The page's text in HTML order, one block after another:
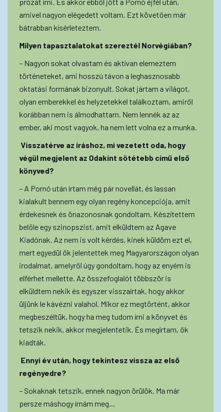
amivel nagyon elégedett voltam. Ezt követően már
bátrabban kísérleteztem.
Milyen tapasztalatokat szereztél Norvégiában?
– Nagyon sokat olvastam és aktívan elemeztem
történeteket, ami hosszú távon a leghasznosabb
oktatási formának bizonyult. Sokat jártam a világot,
olyan emberekkel és helyzetekkel találkoztam, amiről
korábban nem is álmodhattam. Nem lennék az az
ember, aki most vagyok, ha nem lett volna ez a munka.
Visszatérve az íráshoz, mi vezetett oda, hogy
végül megjelent az Odakint sötétebb című első
könyved?
– A Pornó után írtam még pár novellát, és lassan
kialakult bennem egy olyan regény koncepciója, amit
érdekesnek és önazonosnak gondoltam. Készítettem
belőle egy szinopszist, amit elküldtem az Agave
Kiadónak. Az nem is volt kérdés, kinek küldöm ezt el,
mert egyedül ők jelentettek meg Magyarországon olyan
irodalmat, amelyről úgy gondoltam, hogy az enyém is
elférhet mellette. Az összefoglalót többször is
elküldtem nekik és egyszer visszaírtak, hogy akkor
üljünk le kávézni valahol. Mikor ez megtörtént, akkor
megbeszéltük, hogy ha meg tudom írni a könyvet és
tetszik nekik, akkor megjelentetik. És megírtam, ők
kiadták.
Ennyi év után, hogy tekintesz vissza az első
regényedre?
– Sokaknak tetszik, ennek nagyon örülök. Ma már
persze máshogy írnám meg…